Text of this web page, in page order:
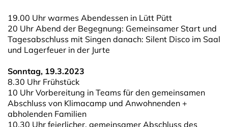
19.00 Uhr warmes Abendessen in Lütt Pütt
20 Uhr Abend der Begegnung: Gemeinsamer Start und
Tagesabschluss mit Singen danach: Silent Disco im Saal
und Lagerfeuer in der Jurte
Sonntag, 19.3.2023
8.30 Uhr Frühstück
10 Uhr Vorbereitung in Teams für den gemeinsamen
Abschluss von Klimacamp und Anwohnenden +
abholenden Familien
10.30 Uhr feierlicher, gemeinsamer Abschluss des